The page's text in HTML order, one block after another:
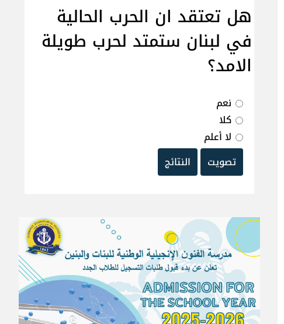
هل تعتقد ان الحرب الحالية
في لبنان ستمتد لحرب طويلة
الامد؟
نعم
كلا
لا أعلم
تصويت
النتائج